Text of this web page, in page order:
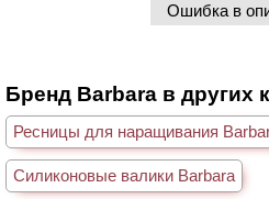
Ошибка в
Бренд Barbara в других
Ресницы для наращивания
Силиконовые валики Barbara